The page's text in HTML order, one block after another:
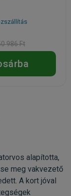
986 Ft
alapította,
meg vakvezető
A kort jóval